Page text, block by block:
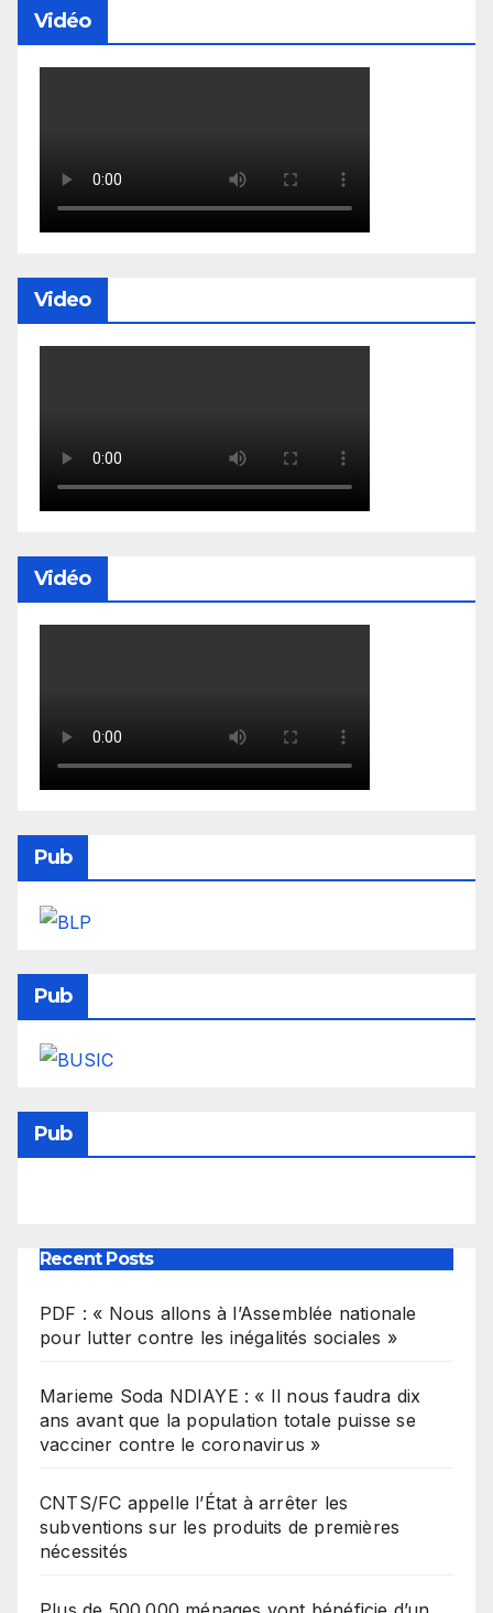
Vidéo
Video
Vidéo
Pub
Pub
Pub
Recent Posts
PDF : « Nous allons à l’Assemblée nationale
pour lutter contre les inégalités sociales »
Marieme Soda NDIAYE : « Il nous faudra dix
ans avant que la population totale puisse se
vacciner contre le coronavirus »
CNTS/FC appelle l’État à arrêter les
subventions sur les produits de premières
nécessités